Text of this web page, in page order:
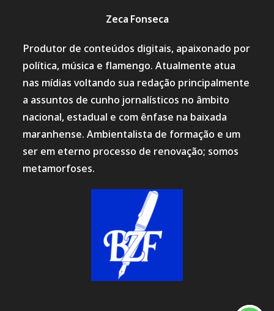
Zeca Fonseca
Produtor de conteúdos digitais, apaixonado por
política, música e flamengo. Atualmente atua
nas mídias voltando sua redação principalmente
a assuntos de cunho jornalísticos no âmbito
nacional, estadual e com ênfase na baixada
maranhense. Ambientalista de formação e um
ser em eterno processo de renovação; somos
metamorfoses.